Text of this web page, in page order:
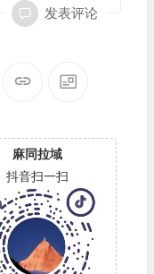
发表评论
麻同拉域
抖音扫一扫